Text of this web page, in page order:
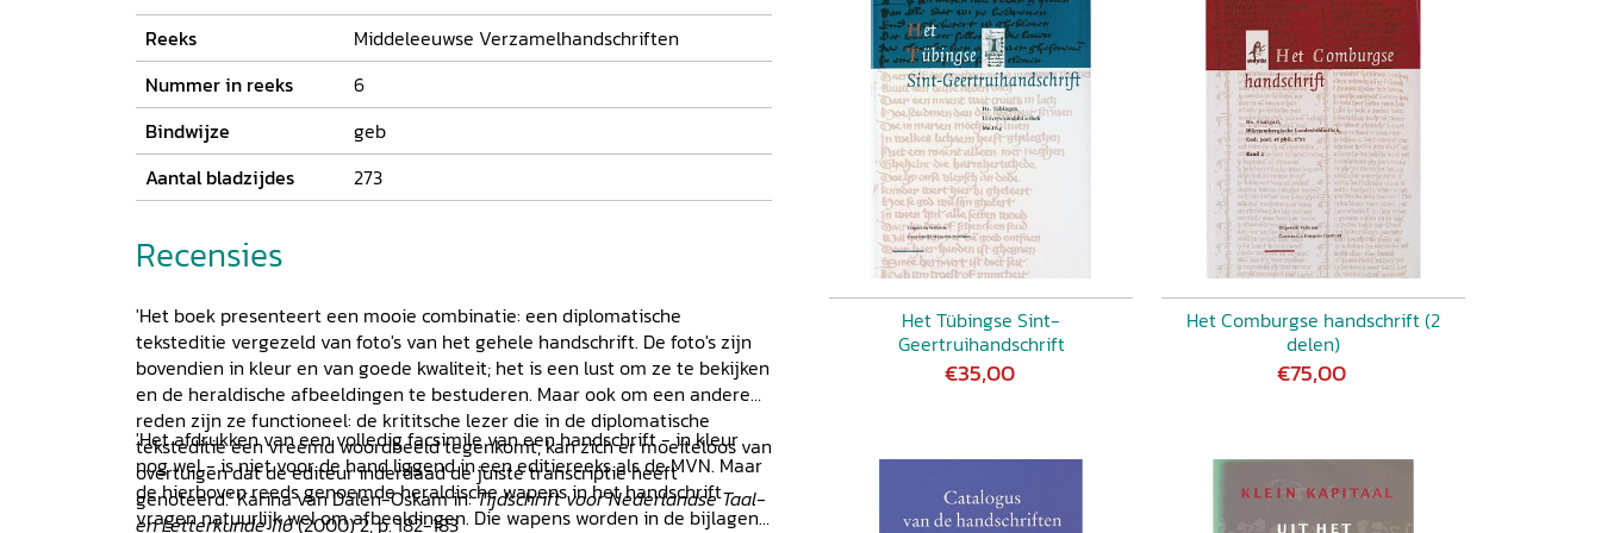
daarvoor een heraut die voordien als heraut Gelre naam had gemaakt met
het Wapenboek Gelre. Tot zijn verantwoordelijkheden behoorde
ongetwijfeld het op schrift stellen van de Hollandse geschiedenis. Het hier
uitgegeven Haagse handschrift, met facsimile in kleur, bevat deels de
neerslag van de voorbereidende werkzaamheden van heraut Beyeren
voor dit ambitieuze historiografische project.
Reeks
Middeleeuwse Verzamelhandschriften
Nummer in reeks
6
Bindwijze
geb
Aantal bladzijdes
273
Recensies
'Het boek presenteert een mooie combinatie: een diplomatische
teksteditie vergezeld van foto's van het gehele handschrift. De foto's zijn
bovendien in kleur en van goede kwaliteit; het is een lust om ze te bekijken
en de heraldische afbeeldingen te bestuderen. Maar ook om een andere
reden zijn ze functioneel: de krititsche lezer die in de diplomatische
teksteditie een vreemd woordbeeld tegenkomt, kan zich er moeiteloos van
overtuigen dat de editeur inderdaad de juiste transcriptie heeft
genoteerd.' Karina van Dalen-Oskam in:Tijdschrift voor Nederlandse Taal-
en Letterkunde 116(2000) 2, p. 182-183
'Het afdrukken van een volledig facsimile van een handschrift - in kleur
nog wel - is niet voor de hand liggend in een editiereeks als de MVN. Maar
de hierboven reeds genoemde heraldische wapens in het handschrift
vragen natuurlijk wel om afbeeldingen. Die wapens worden in de bijlagen
Het Tübingse Sint-
Geertruihandschrift
€35,00
Het Comburgse handschrift (2
delen)
€75,00